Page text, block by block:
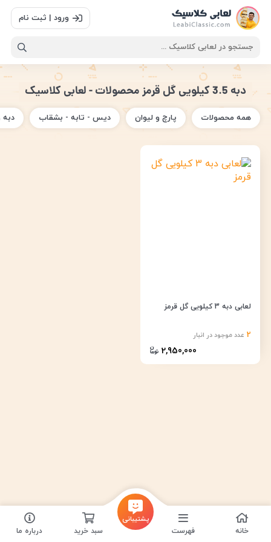
ورود | ثبت نام
دبه 3.5 کیلویی گل قرمز محصولات - لعابی کلاسیک
همه محصولات پارچ و لیوان دیس - تابه - بشقاب
2 عدد موجود در انبار
لعابی دبه 3 کیلویی گل قرمز
2,950,000
خانه فهرست درباره ما سبد خرید
پشتیبانی